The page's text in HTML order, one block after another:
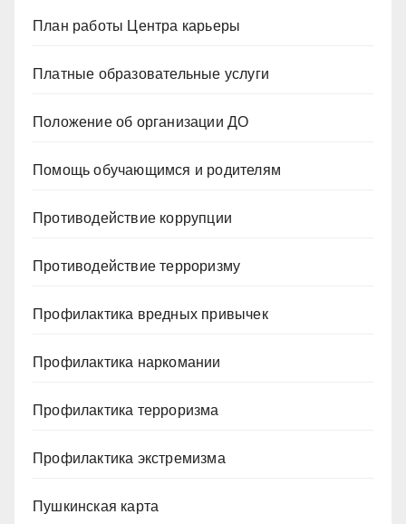
План работы Центра карьеры
Платные образовательные услуги
Положение об организации ДО
Помощь обучающимся и родителям
Противодействие коррупции
Противодействие терроризму
Профилактика вредных привычек
Профилактика наркомании
Профилактика терроризма
Профилактика экстремизма
Пушкинская карта